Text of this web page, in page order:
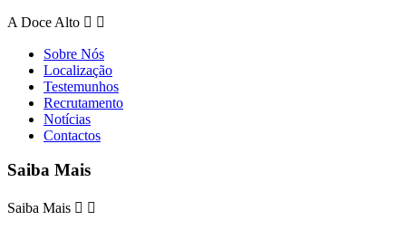
A Doce Alto  
Sobre Nós
Localização
Testemunhos
Recrutamento
Notícias
Contactos
Saiba Mais
Saiba Mais  